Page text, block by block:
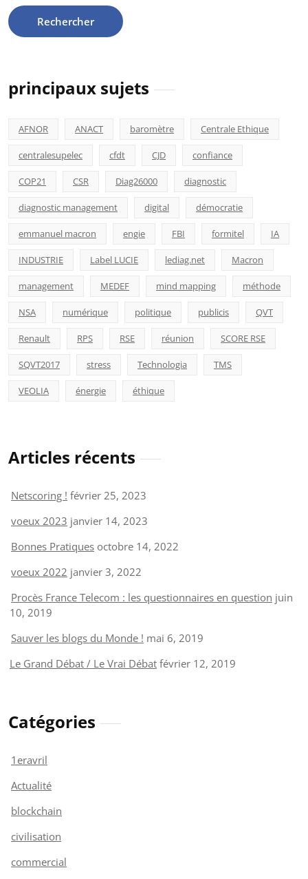
principaux sujets
AFNOR ANACT baromètre Centrale Ethique
centralesupelec cfdt CJD confiance
COP21 CSR Diag26000 diagnostic
diagnostic management digital démocratie
emmanuel macron engie FBI formitel IA
INDUSTRIE Label LUCIE lediag.net Macron
management MEDEF mind mapping méthode
NSA numérique politique publicis QVT
Renault RPS RSE réunion SCORE RSE
SQVT2017 stress Technologia TMS
VEOLIA énergie éthique
Articles récents
Netscoring ! février 25, 2023
voeux 2023 janvier 14, 2023
Bonnes Pratiques octobre 14, 2022
voeux 2022 janvier 3, 2022
Procès France Telecom : les questionnaires en question juin
10, 2019
Sauver les blogs du Monde ! mai 6, 2019
Le Grand Débat / Le Vrai Débat février 12, 2019
Catégories
1eravril
Actualité
blockchain
civilisation
commercial